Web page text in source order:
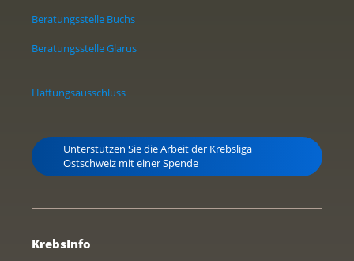
Beratungsstelle Buchs
Beratungsstelle Glarus
Haftungsausschluss
Unterstützen Sie die Arbeit der Krebsliga
Ostschweiz mit einer Spende
KrebsInfo